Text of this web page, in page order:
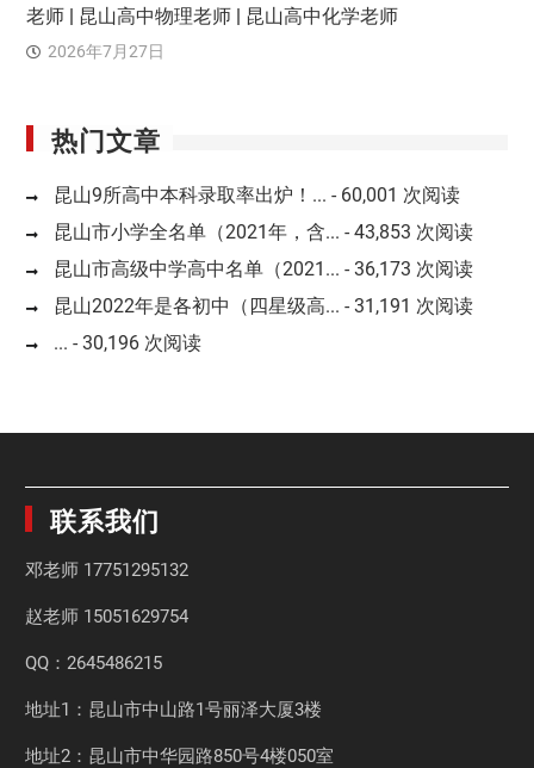
老师 | 昆山高中物理老师 | 昆山高中化学老师
2026年7月27日
热门文章
昆山9所高中本科录取率出炉！... - 60,001 次阅读
昆山市小学全名单（2021年，含... - 43,853 次阅读
昆山市高级中学高中名单（2021... - 36,173 次阅读
昆山2022年是各初中（四星级高... - 31,191 次阅读
... - 30,196 次阅读
联系我们
邓老师 17751295132
赵老师 15051629754
QQ：2645486215
地址1：昆山市中山路1号丽泽大厦3楼
地址2：昆山市中华园路850号4楼050室